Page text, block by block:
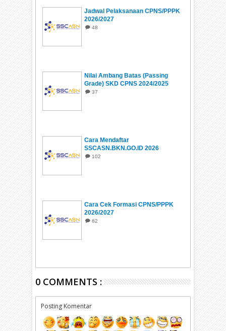
Jadwal Pelaksanaan CPNS/PPPK
2026/2027
48
Nilai Ambang Batas (Passing
Grade) SKD CPNS 2024/2025
37
Cara Mendaftar
SSCASN.BKN.GO.ID 2026
102
Cara Cek Formasi CPNS/PPPK
2026/2027
62
0 COMMENTS :
Posting Komentar